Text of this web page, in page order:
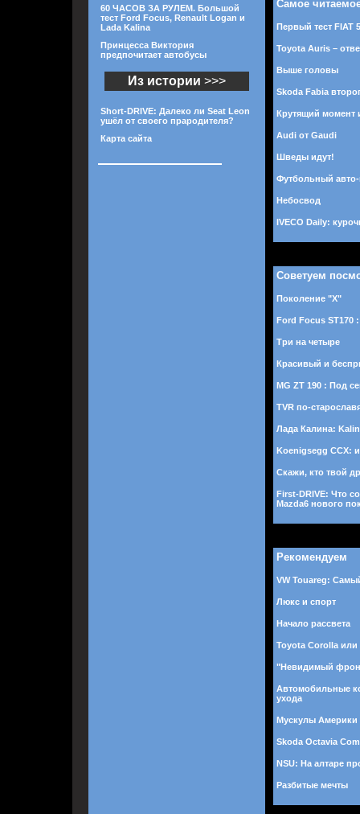
60 ЧАСОВ ЗА РУЛЕМ. Большой
тест Ford Focus, Renault Logan и
Lada Kalina
Принцесса Виктория
предпочитает автобусы
Из истории >>>
Short-DRIVE: Далеко ли Seat Leon
ушёл от своего прародителя?
Карта сайта
Самое
Первый тест FIAT
Toyota Auris –
Выше головы
Skoda Fabia
Крутящий момент
Audi от Gaudi
Шведы идут!
Футбольный
Небосвод
IVECO Daily:
Советуем
Поколение "Х"
Ford Focus ST170
Три на четыре
Красивый и
MG ZT 190 : Под
TVR по-
Лада Калина:
Koenigsegg CCX:
Скажи, кто твой
First-DRIVE: Что
Mazda6 нового
Рекомендуем
VW Touareg:
Люкс и спорт
Начало рассвета
Toyota Corolla
"Невидимый
Автомобильные
ухода
Мускулы Америки
Skoda Octavia
NSU: На алтаре
Разбитые мечты